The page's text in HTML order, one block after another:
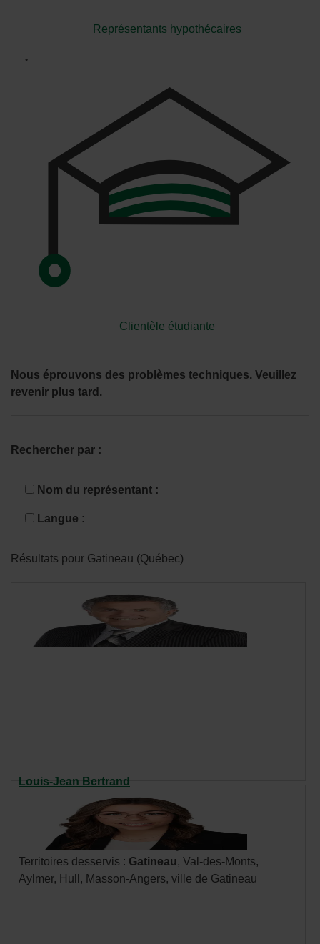
Représentants hypothécaires
Clientèle étudiante
Nous éprouvons des problèmes techniques. Veuillez
revenir plus tard.
Rechercher par :
Nom du représentant :
Langue :
Résultats pour Gatineau (Québec)
Louis-Jean Bertrand
Cellulaire : 819 712-4067
Communiquer par courriel- Cet
hyperlien
s'ouvrira
dans
une
Langues parlées : anglais, français
Territoires desservis : Gatineau, Val-des-Monts,
Aylmer, Hull, Masson-Angers, ville de Gatineau